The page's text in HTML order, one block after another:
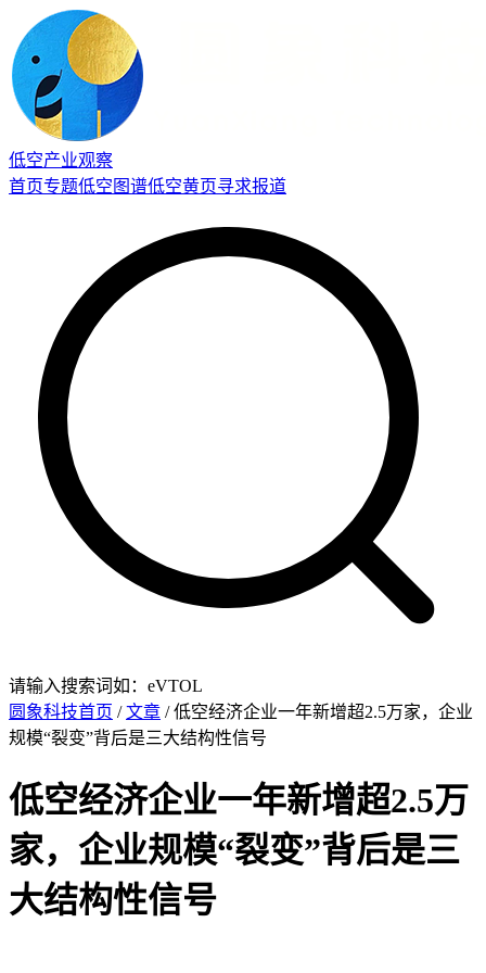
低空产业观察
首页专题低空图谱低空黄页寻求报道
请输入搜索词如：eVTOL
圆象科技首页 /文章 / 低空经济企业一年新增超2.5万家，企业
规模“裂变”背后是三大结构性信号
低空经济企业一年新增超2.5万
家，企业规模“裂变”背后是三
大结构性信号